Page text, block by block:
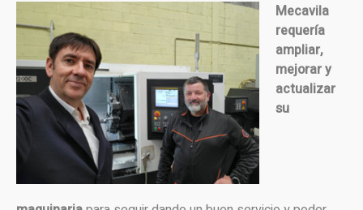
Mecavila
requería
ampliar,
mejorar y
actualizar
su